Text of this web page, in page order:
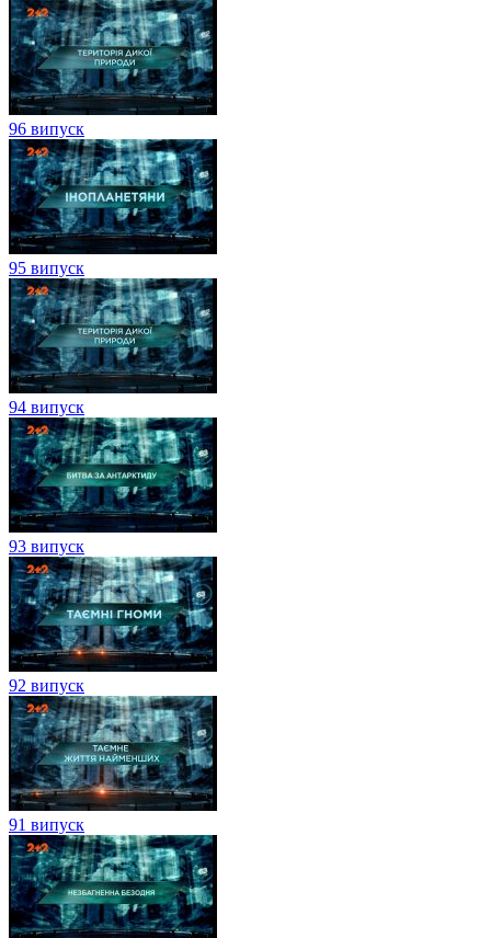
96 випуск
95 випуск
94 випуск
93 випуск
92 випуск
91 випуск